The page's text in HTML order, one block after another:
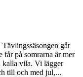
går
får på somrarna är mer
kalla vila. Vi lägger
till och med jul,...